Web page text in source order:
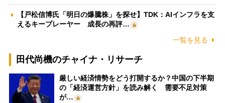
【戸松信博氏「明日の爆騰株」を探せ】TDK：AIインフラを支
えるキープレーヤー 成長の再評…
一覧を見る
田代尚機のチャイナ・リサーチ
厳しい経済情勢をどう打開するか？中国の下半期
の「経済運営方針」を読み解く 需要不足対策
が…